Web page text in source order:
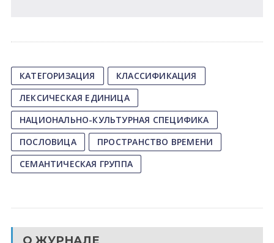
КАТЕГОРИЗАЦИЯ
КЛАССИФИКАЦИЯ
ЛЕКСИЧЕСКАЯ ЕДИНИЦА
НАЦИОНАЛЬНО-КУЛЬТУРНАЯ СПЕЦИФИКА
ПОСЛОВИЦА
ПРОСТРАНСТВО ВРЕМЕНИ
СЕМАНТИЧЕСКАЯ ГРУППА